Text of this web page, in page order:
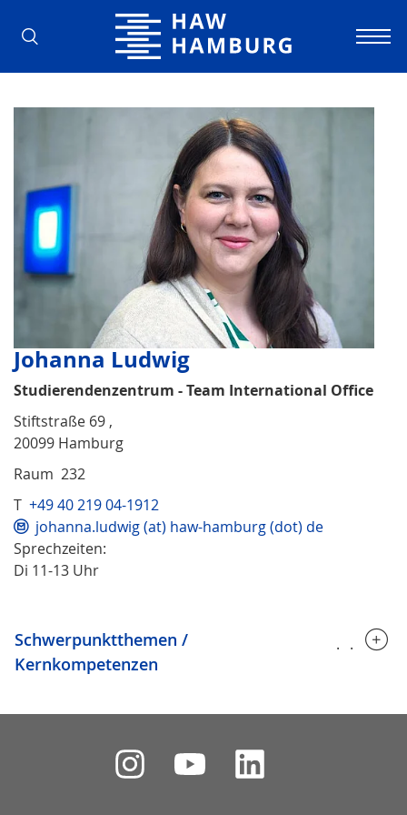
Hochschule für Angewandte
Johanna Ludwig
Studierendenzentrum - Team International Office
Stiftstraße 69 ,
20099 Hamburg
Raum 232
T +49 40 219 04-1912
johanna.ludwig (at) haw-hamburg (dot) de
Sprechzeiten:
Di 11-13 Uhr
Schwerpunktthemen /
Kernkompetenzen